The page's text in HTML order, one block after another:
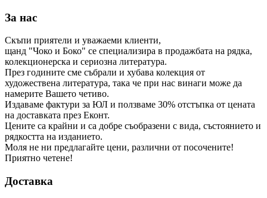
За нас
Скъпи приятели и уважаеми клиенти,
щанд "Чоко и Боко" се специализира в продажбата на рядка,
колекционерска и сериозна литература.
През годините сме събрали и хубава колекция от
художествена литература, така че при нас винаги може да
намерите Вашето четиво.
Издаваме фактури за ЮЛ и ползваме 30% отстъпка от цената
на доставката през Еконт.
Цените са крайни и са добре съобразени с вида, състоянието и
рядкостта на изданието.
Моля не ни предлагайте цени, различни от посочените!
Приятно четене!
Доставка